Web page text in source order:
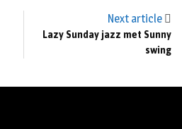
Next article
Lazy Sunday jazz met Sunny
swing